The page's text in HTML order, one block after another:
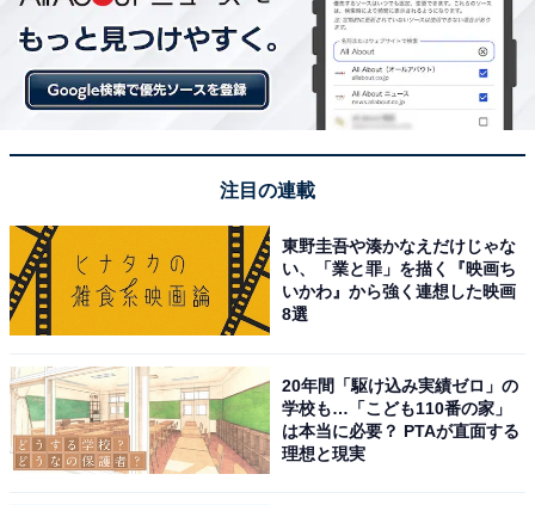
鷲沢玲子さんの“弟子”として登場。あくまでフォロワー
としてのスタンスを崩さず（表紙の見出しも鷲沢さんの
名前が先にありました）、自身はじつに控えめに……“師
匠”を立てる役回りに徹しようと努めている、どこかほっ
しかも、文中に添えられていた二枚の写真は、どれもい
わゆる計算され尽くした“芸能人スマイル”ではなく、ま
トが百恵ちゃんですよ」と言われずに見たら、大半の読
者がスルーしてしまうことでしょう。つまり、作品集を
出版できるほどにパッチワークキルトの虜となった三浦
注目の連載
東野圭吾や湊かなえだけじゃな
い、「業と罪」を描く『映画ち
いかわ』から強く連想した映画
8選
20年間「駆け込み実績ゼロ」の
学校も…「こども110番の家」
は本当に必要？ PTAが直面する
理想と現実